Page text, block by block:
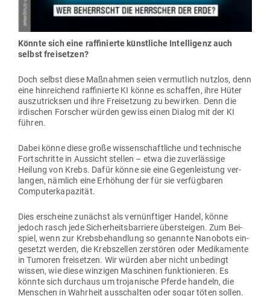
Könnte sich eine raf­fi­nierte künst­liche Intel­ligenz auch
selbst freisetzen?
Doch selbst diese Maß­nahmen seien ver­mutlich nutzlos, denn
eine hin­rei­chend raf­fi­nierte KI könne es schaffen, ihre Hüter
aus­zu­tricksen und ihre Frei­setzung zu bewirken. Denn die
irdi­schen For­scher würden gewiss einen Dialog mit der KI
führen.
Dabei könne diese große wis­sen­schaft­liche und tech­nische
Fort­schritte in Aus­sicht stellen – etwa die zuver­lässige
Heilung von Krebs. Dafür könne sie eine Gegen­leistung ver­
langen, nämlich eine Erhöhung der für sie ver­füg­baren
Computerkapazität.
Dies erscheine zunächst als ver­nünf­tiger Handel, könne
jedoch rasch jede Sicher­heits­bar­riere über­steigen. Zum Bei­
spiel, wenn zur Krebs­be­handlung so genannte Nanobots ein­
ge­setzt werden, die Krebs­zellen zer­stören oder Medi­ka­mente
in Tumoren frei­setzen. Wir würden aber nicht unbe­dingt
wissen, wie diese win­zigen Maschinen funk­tio­nieren. Es
könnte sich durchaus um tro­ja­nische Pferde handeln, die
Men­schen in Wahrheit aus­schalten oder sogar töten sollen.